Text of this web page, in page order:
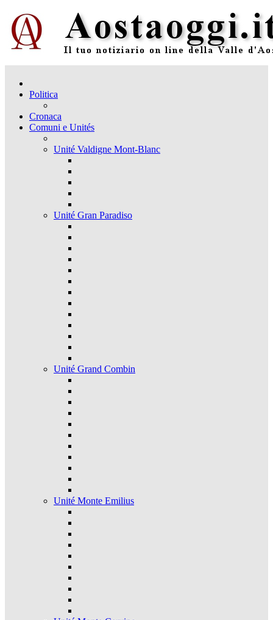
Politica
Cronaca
Comuni e Unités
Unité Valdigne Mont-Blanc
Unité Gran Paradiso
Unité Grand Combin
Unité Monte Emilius